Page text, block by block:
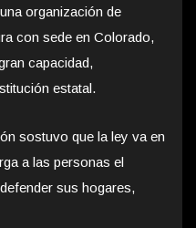
organización de
con sede en Colorado,
capacidad,
estatal.
sostuvo que la ley va en
a las personas el
sus hogares,